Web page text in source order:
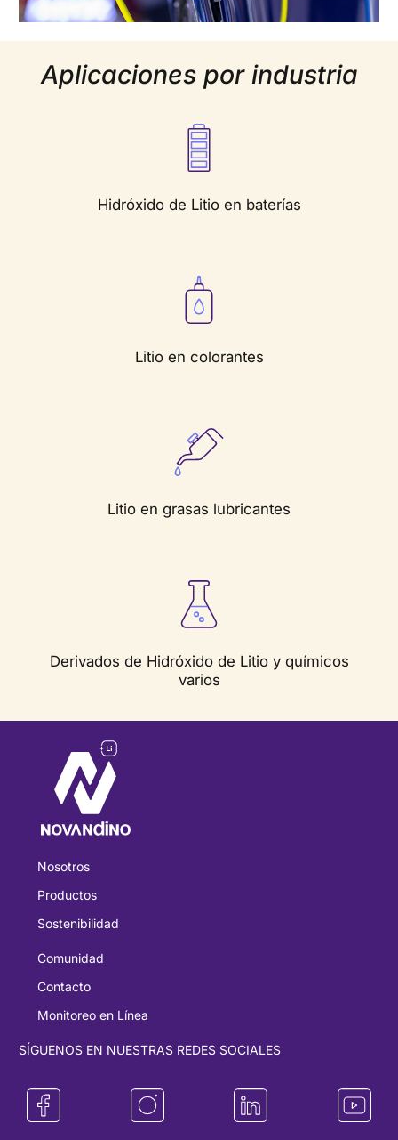
Aplicaciones por industria
Hidróxido de Litio en baterías
Litio en colorantes
Litio en grasas lubricantes
Derivados de Hidróxido de Litio y químicos
varios
Nosotros
Productos
Sostenibilidad
Comunidad
Contacto
Monitoreo en Línea
SÍGUENOS EN NUESTRAS REDES SOCIALES